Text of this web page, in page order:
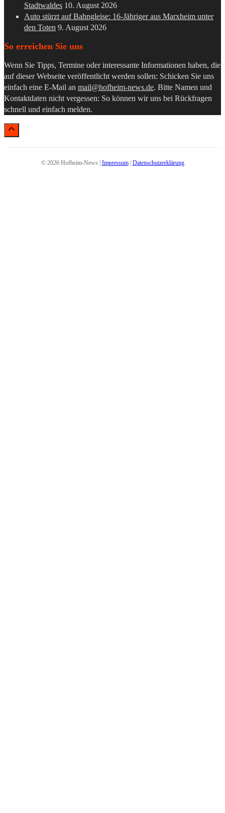
Stadtwaldes 10. August 2026
Auto stürzt auf Bahngleise: 16-Jähriger aus Marxheim unter
den Toten 9. August 2026
So erreichen Sie uns
Wenn Sie Tipps, Termine oder interessante Informationen haben, die
auf dieser Webseite veröffentlicht werden sollen: Schicken Sie uns
einfach eine E-Mail an mail@hofheim-news.de. Bitte Namen und
Kontaktdaten nicht vergessen: So können wir uns bei Rückfragen
schnell und einfach melden.
© 2026 Hofheim-News | Impressum| Datenschutzerklärung